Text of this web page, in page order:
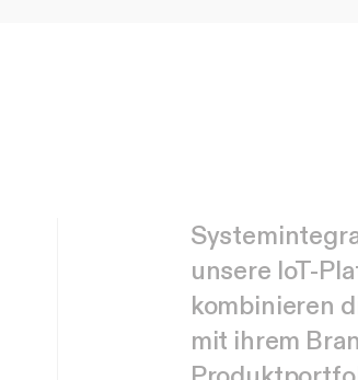
Systemintegr
unsere IoT-Pla
kombinieren d
mit ihrem Bran